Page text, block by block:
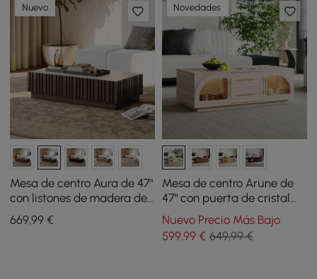
Nuevo
Mesa de centro Aura de 47"
con listones de madera de
fresno y tablero de piedra
sinterizada
669,99 €
Novedades
Mesa de centro Arune de
47" con puerta de cristal
arqueada y LED
Nuevo Precio Más Bajo
599,99€ 649,99 €